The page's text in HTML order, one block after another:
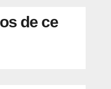
de ce